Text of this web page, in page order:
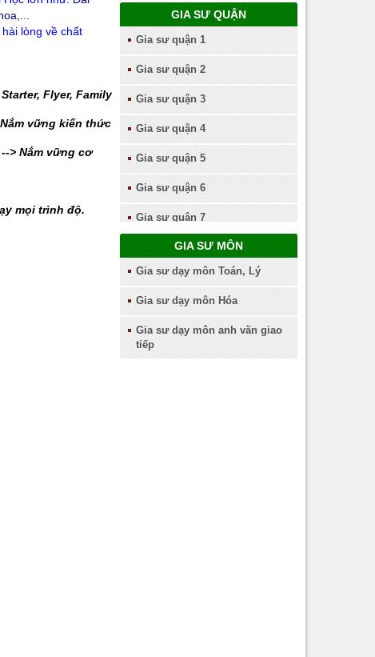
lòng về chất
Flyer, Family
vững kiến thức
> Nắm vững cơ
mọi trình độ.
Gia sư dạy lớp 8
Gia sư dạy lớp 9
Gia sư dạy lớp 10
Gia sư dạy lớp 11
Gia sư dạy lớp 12
GIA SƯ QUẬN
Gia sư quận 1
Gia sư quận 2
Gia sư quận 3
Gia sư quận 4
Gia sư quận 5
Gia sư quận 6
Gia sư quận 7
Gia sư quận 8
Gia sư quận 9
Gia sư quận 10
Gia sư quận 11
GIA SƯ MÔN
Gia sư dạy môn Toán, Lý
Gia sư dạy môn Hóa
Gia sư dạy môn anh văn giao
tiếp